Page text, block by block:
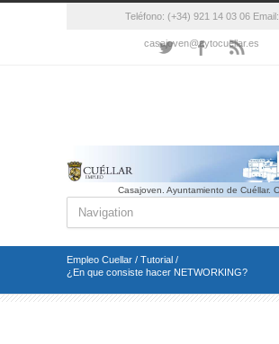
Teléfono: (+34) 921 14 03 06 Email:
casajoven@aytocuellar.es
Casajoven. Ayuntamiento de Cuéllar.
Empleo Cuellar / Tutorial /
¿En que consiste hacer NETWORKING?